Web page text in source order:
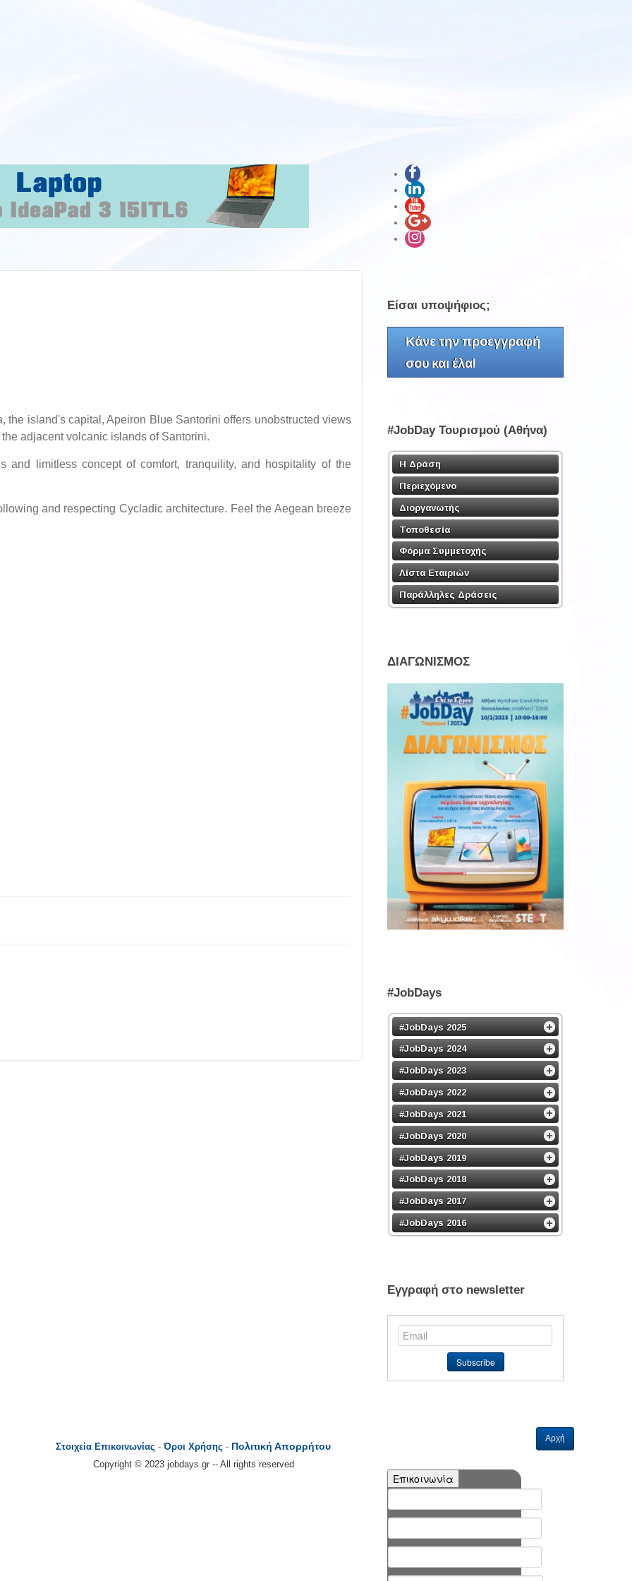
the island's capital, Apeiron Blue Santorini offers unobstructed views
adjacent volcanic islands of Santorini.
and limitless concept of comfort, tranquility, and hospitality of the
and respecting Cycladic architecture. Feel the Aegean breeze
Είσαι υποψήφιος;
Κάνε την προεγγραφή
σου και έλα!
#JobDay Τουρισμού (Αθήνα)
Η Δράση
Περιεχόμενο
Διοργανωτής
Τοποθεσία
Φόρμα Συμμετοχής
Λίστα Εταιριών
Παράλληλες Δράσεις
ΔΙΑΓΩΝΙΣΜΟΣ
#JobDays
#JobDays 2025
#JobDays 2024
#JobDays 2023
#JobDays 2022
#JobDays 2021
#JobDays 2020
#JobDays 2019
#JobDays 2018
#JobDays 2017
#JobDays 2016
Εγγραφή στο newsletter
Στοιχεία Επικοινωνίας -Όροι Χρήσης - Πολιτική Απορρήτου
Copyright © 2023 jobdays.gr -- All rights reserved
Αρχή